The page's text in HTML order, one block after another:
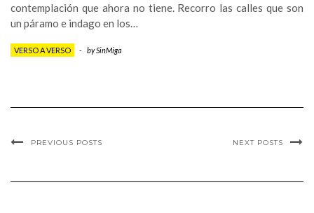
contemplación que ahora no tiene. Recorro las calles que son
un páramo e indago en los…
VERSO A VERSO - bySinMiga
PREVIOUS POSTS NEXT POSTS